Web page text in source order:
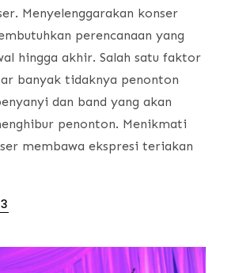
Menyelenggarakan konser
perencanaan yang
hingga akhir. Salah satu faktor
banyak tidaknya penonton
dan band yang akan
penonton. Menikmati
membawa ekspresi teriakan